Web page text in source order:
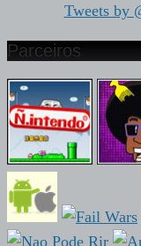
Tweets by
Parceiros